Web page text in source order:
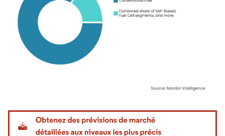
Image © Mordor Intelligence. La réutilisation nécessite une attribution sous CC BY